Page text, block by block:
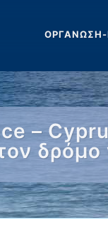
ΟΡΓΑΝΩΣΗ-
–